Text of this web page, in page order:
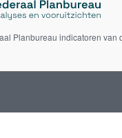
Planbureau indicatoren van